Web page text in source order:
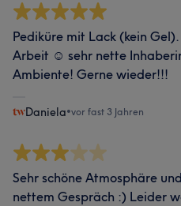
Pediküre mit Lack (kein
Arbeit ☺️ sehr nette
Ambiente! Gerne wieder!!!
Daniela•vor fast 3 Jahren
Sehr schöne Atmosphäre
nettem Gespräch :) Leider